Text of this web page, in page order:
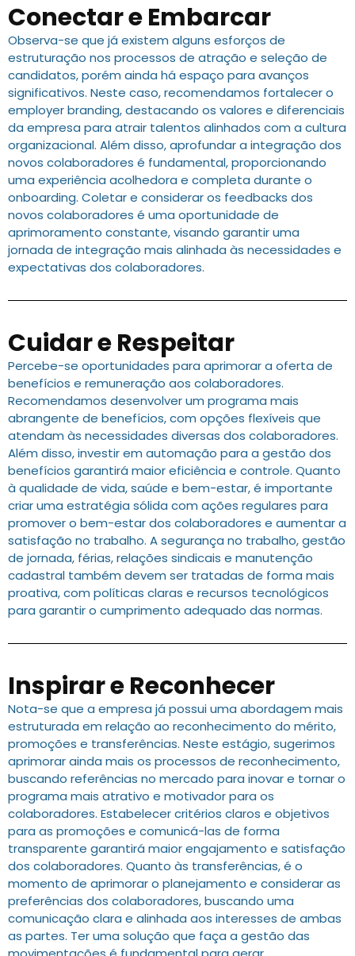
Conectar e Embarcar
Observa-se que já existem alguns esforços de
estruturação nos processos de atração e seleção de
candidatos, porém ainda há espaço para avanços
significativos. Neste caso, recomendamos fortalecer o
employer branding, destacando os valores e diferenciais
da empresa para atrair talentos alinhados com a cultura
organizacional. Além disso, aprofundar a integração dos
novos colaboradores é fundamental, proporcionando
uma experiência acolhedora e completa durante o
onboarding. Coletar e considerar os feedbacks dos
novos colaboradores é uma oportunidade de
aprimoramento constante, visando garantir uma
jornada de integração mais alinhada às necessidades e
expectativas dos colaboradores.
Cuidar e Respeitar
Percebe-se oportunidades para aprimorar a oferta de
benefícios e remuneração aos colaboradores.
Recomendamos desenvolver um programa mais
abrangente de benefícios, com opções flexíveis que
atendam às necessidades diversas dos colaboradores.
Além disso, investir em automação para a gestão dos
benefícios garantirá maior eficiência e controle. Quanto
à qualidade de vida, saúde e bem-estar, é importante
criar uma estratégia sólida com ações regulares para
promover o bem-estar dos colaboradores e aumentar a
satisfação no trabalho. A segurança no trabalho, gestão
de jornada, férias, relações sindicais e manutenção
cadastral também devem ser tratadas de forma mais
proativa, com políticas claras e recursos tecnológicos
para garantir o cumprimento adequado das normas.
Inspirar e Reconhecer
Nota-se que a empresa já possui uma abordagem mais
estruturada em relação ao reconhecimento do mérito,
promoções e transferências. Neste estágio, sugerimos
aprimorar ainda mais os processos de reconhecimento,
buscando referências no mercado para inovar e tornar o
programa mais atrativo e motivador para os
colaboradores. Estabelecer critérios claros e objetivos
para as promoções e comunicá-las de forma
transparente garantirá maior engajamento e satisfação
dos colaboradores. Quanto às transferências, é o
momento de aprimorar o planejamento e considerar as
preferências dos colaboradores, buscando uma
comunicação clara e alinhada aos interesses de ambas
as partes. Ter uma solução que faça a gestão das